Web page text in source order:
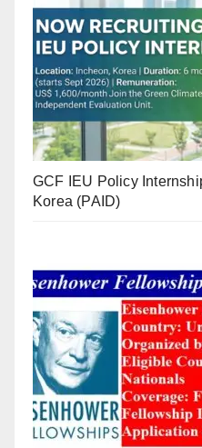
GCF IEU Policy
Korea (PAID)